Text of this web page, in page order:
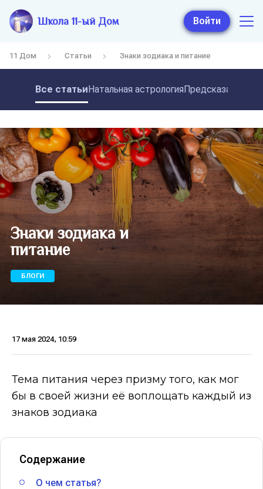
Школа 11-ый Дом Войти
11 Дом Статьи Знаки зодиака и питание
Все статьиНатальная астрология
Знаки зодиака и
питание
БЛОГИ
17 мая 2024, 10:59
Тема питания через призму того, как мог
бы в своей жизни её воплощать каждый из
знаков зодиака
Содержание
О чем статья?